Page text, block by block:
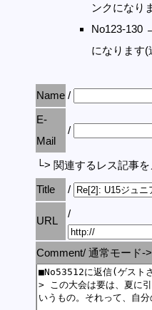
ンクになり
No123-130
になります(
Name /
E-
Mail
/
└> 関連するレス記事
Title
/
URL
/
Comment/ 通常モード->